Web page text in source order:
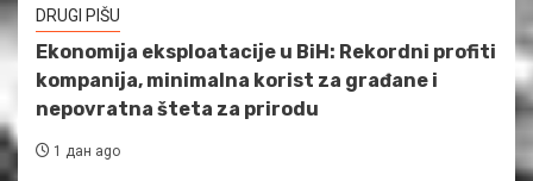
DRUGI PIŠU
Ekonomija eksploatacije u BiH: Rekordni profiti
kompanija, minimalna korist za građane i
nepovratna šteta za prirodu
1 дан ago